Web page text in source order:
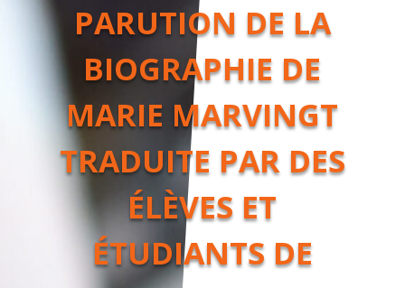
PARUTION DE LA
BIOGRAPHIE DE
MARIE MARVINGT
TRADUITE PAR DES
ÉLÈVES ET
ÉTUDIANTS DE